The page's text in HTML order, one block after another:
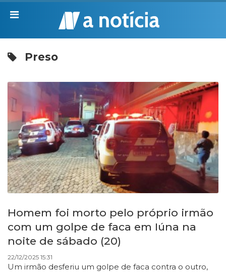
Preso
Homem foi morto pelo próprio irmão
com um golpe de faca em Iúna na
noite de sábado (20)
22/12/2025 15:31
Um irmão desferiu um golpe de faca contra o outro,